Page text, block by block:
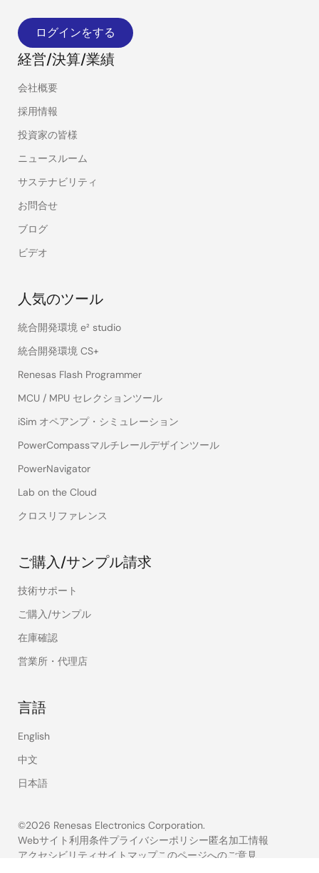
ログインをする
経営/決算/業績
会社概要
採用情報
投資家の皆様
ニュースルーム
サステナビリティ
お問合せ
ブログ
ビデオ
人気のツール
統合開発環境 e² studio
統合開発環境 CS+
Renesas Flash Programmer
MCU / MPU セレクションツール
iSim オペアンプ・シミュレーション
PowerCompassマルチレールデザインツール
PowerNavigator
Lab on the Cloud
クロスリファレンス
ご購入/サンプル請求
技術サポート
ご購入/サンプル
在庫確認
営業所・代理店
言語
English
中文
日本語
©2026 Renesas Electronics Corporation.
Legal
Webサイト利用条件プライバシーポリシー匿名加工情報
アクセシビリティサイトマップこのページへのご意見